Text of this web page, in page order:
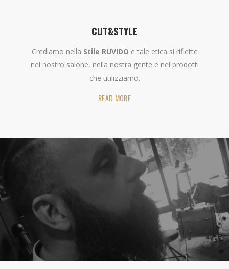
CUT&STYLE
Crediamo nella Stile RUVIDO e tale etica si riflette
nel nostro salone, nella nostra gente e nei prodotti
che utilizziamo.
READ MORE